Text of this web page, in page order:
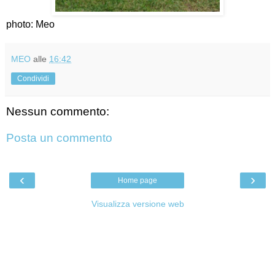
photo: Meo
MEO alle 16:42
Condividi
Nessun commento:
Posta un commento
‹ ›
Home page
Visualizza versione web